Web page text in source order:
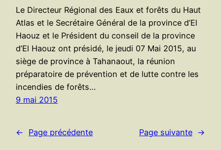
Le Directeur Régional des Eaux et forêts du Haut
Atlas et le Secrétaire Général de la province d’El
Haouz et le Président du conseil de la province
d’El Haouz ont présidé, le jeudi 07 Mai 2015, au
siège de province à Tahanaout, la réunion
préparatoire de prévention et de lutte contre les
incendies de forêts…
9 mai 2015
← Page précédente Page suivante →